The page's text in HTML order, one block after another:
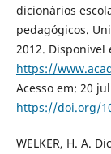
dicionários
pedagógicos.
2012. Disponível
https://
Acesso em: 20
https://doi.org/
WELKER, H. A.